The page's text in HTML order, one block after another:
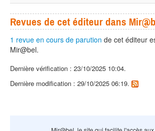
Revues de cet éditeur dans
1 revue en cours de parution de cet éditeur
Mir@bel.
Dernière vérification : 23/10/2025 10:04.
Dernière modification : 29/10/2025 06:19.